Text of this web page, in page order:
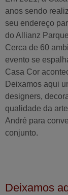
anos sendo
seu endereço
do Allianz
Cerca de 60
evento se
Casa Cor
Deixamos aqui
designers,
qualidade da
André para
conjunto.
Deixamos